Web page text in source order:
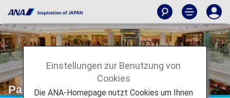
Partner Shops
Einstellungen zur Benutzung von
Cookies
Die ANA-Homepage nutzt Cookies um Ihnen